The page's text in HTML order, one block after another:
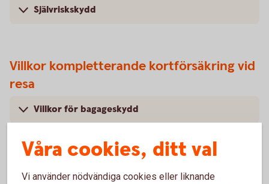
Självriskskydd
Villkor kompletterande kortförsäkring vid
resa
Villkor för bagageskydd
Villkor för akut sjukdom och olycksfall
Våra cookies, ditt val
Vi använder nödvändiga cookies eller liknande